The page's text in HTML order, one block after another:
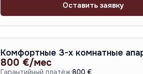
Оставить заявку
Комфортные 3-х комнатные
800 €/мес
Гарантийный платёж:800 €